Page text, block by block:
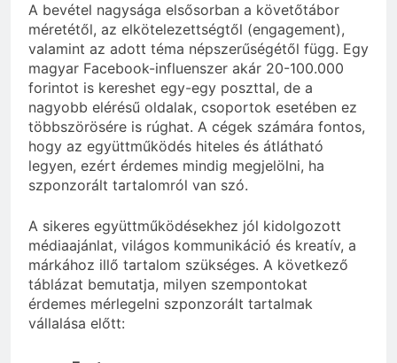
A bevétel nagysága elsősorban a követőtábor
méretétől, az elkötelezettségtől (engagement),
valamint az adott téma népszerűségétől függ. Egy
magyar Facebook-influenszer akár 20-100.000
forintot is kereshet egy-egy poszttal, de a
nagyobb elérésű oldalak, csoportok esetében ez
többszörösére is rúghat. A cégek számára fontos,
hogy az együttműködés hiteles és átlátható
legyen, ezért érdemes mindig megjelölni, ha
szponzorált tartalomról van szó.
A sikeres együttműködésekhez jól kidolgozott
médiaajánlat, világos kommunikáció és kreatív, a
márkához illő tartalom szükséges. A következő
táblázat bemutatja, milyen szempontokat
érdemes mérlegelni szponzorált tartalmak
vállalása előtt: